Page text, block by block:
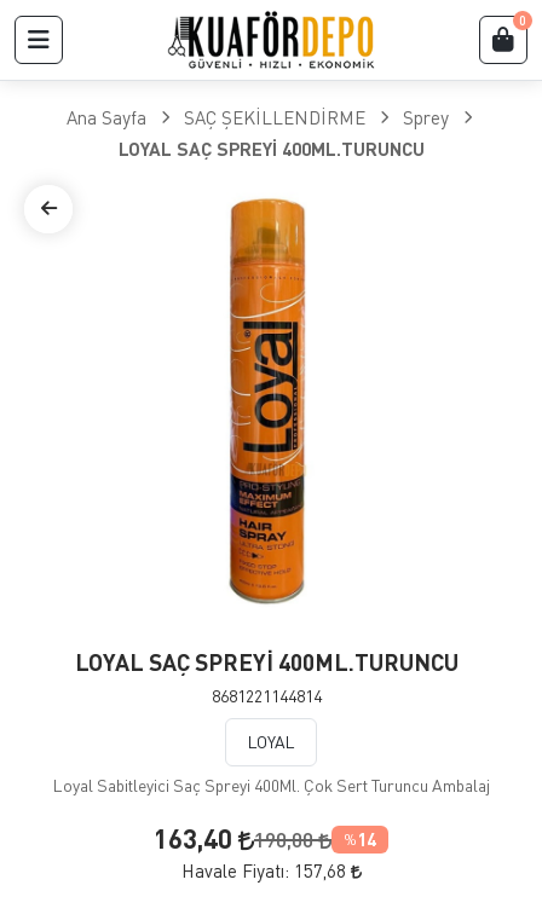
0
Ana Sayfa SAÇ ŞEKİLLENDİRME
Sprey
LOYAL SAÇ SPREYİ 400ML.TURUNCU
LOYAL SAÇ SPREYİ 400ML.TURUNCU
8681221144814
LOYAL
Loyal Sabitleyici Saç Spreyi 400Ml. Çok Sert Turuncu Ambalaj
163,40 190,00 % 14
Havale Fiyatı: 157,68